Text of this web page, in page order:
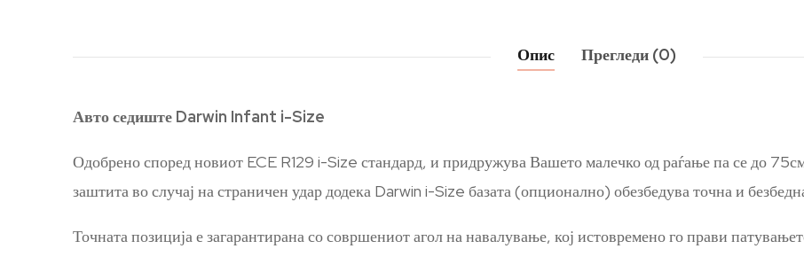
Опис Прегледи (0)
Авто седиште Darwin Infant i-Size
Одобрено според новиот ECE R129 i-Size стандард, и придружува Вашето малечко од раѓање па се до
заштита во случај на страничен удар додека Darwin i-Size базата (опционално) обезбедува точна и
Точната позиција е загарантирана со совршениот агол на навалување, кој истовремено го прави